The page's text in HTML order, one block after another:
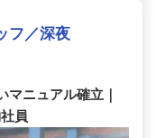
フ／深夜
マニュアル確立｜
員